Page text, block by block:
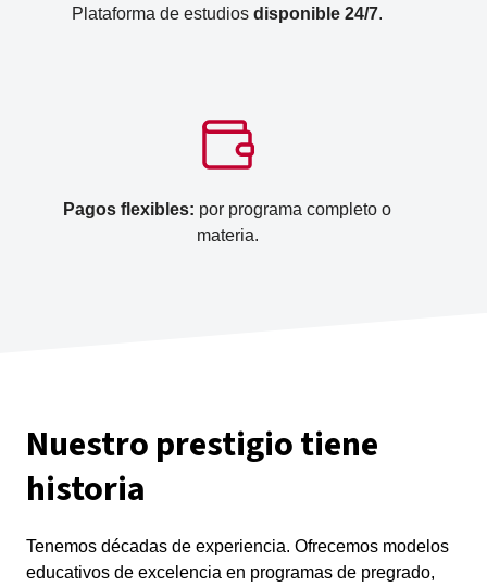
Plataforma de estudios disponible 24/7.
Pagos flexibles: por programa completo o
materia.
Nuestro prestigio tiene
historia
Tenemos décadas de experiencia. Ofrecemos modelos
educativos de excelencia en programas de pregrado,